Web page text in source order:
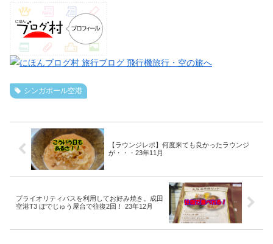
シンガポール空港
【ラウンジレポ】何度来ても良かったラウンジ
が・・・23年11月
プライオリティパスを利用してお好み焼き。成田
空港T3 ぼでじゅう屋台で往復2回！ 23年12月